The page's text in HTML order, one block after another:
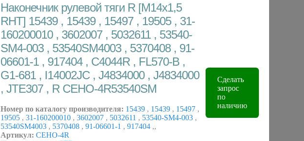
Наконечник рулевой тяги R [M14x1,5
RHT] 15439 , 15439 , 15497 , 19505 , 31-
160200010 , 3602007 , 5032611 , 53540-
SM4-003 , 53540SM4003 , 5370408 , 91-
06601-1 , 917404 , C4044R , FL570-B ,
G1-681 , I14002JC , J4834000 , J4834000
, JTE307 , R CEHO-4R53540SM
Номер по каталогу производителя: 15439 , 15439 , 15497 ,
19505 , 31-160200010 , 3602007 , 5032611 , 53540-SM4-003 ,
53540SM4003 , 5370408 , 91-06601-1 , 917404 ,,
Артикул: CEHO-4R
Сделать
запрос
по
наличию